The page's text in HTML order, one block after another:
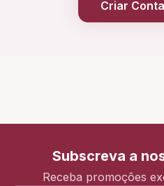
Criar
Subscreva a
Receba promoções